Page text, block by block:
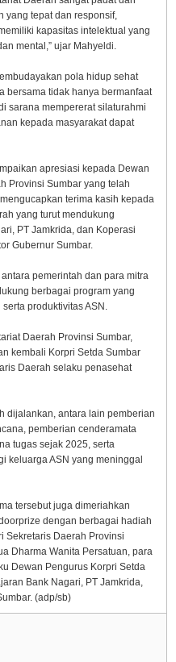
yang tepat dan responsif,
kapasitas intelektual yang
mental,” ujar Mahyeldi.
pola hidup sehat
bersama tidak hanya bermanfaat
sarana mempererat silaturahmi
kepada masyarakat dapat
apresiasi kepada Dewan
Provinsi Sumbar yang telah
terima kasih kepada
yang turut mendukung
PT Jamkrida, dan Koperasi
Gubernur Sumbar.
pemerintah dan para mitra
berbagai program yang
produktivitas ASN.
Daerah Provinsi Sumbar,
kembali Korpri Setda Sumbar
Daerah selaku penasehat
dijalankan, antara lain pemberian
pemberian cenderamata
tugas sejak 2025, serta
keluarga ASN yang meninggal
tersebut juga dimeriahkan
dengan berbagai hadiah
Sekretaris Daerah Provinsi
Dharma Wanita Persatuan, para
Dewan Pengurus Korpri Setda
Bank Nagari, PT Jamkrida,
(adp/sb)